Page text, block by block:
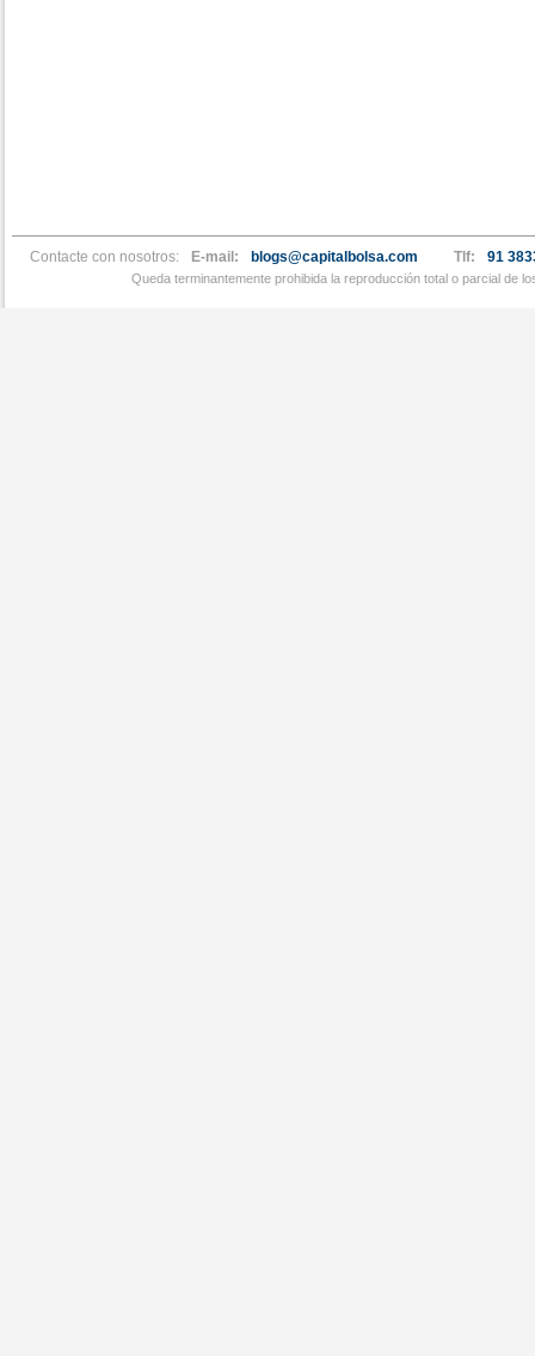
Contacte con nosotros: E-mail: blogs@capitalbolsa.com Tlf: 91
Queda terminantemente prohibida la reproducción total o parcial de